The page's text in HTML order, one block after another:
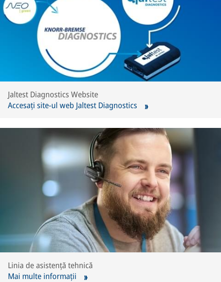
Jaltest Diagnostics Website
Accesați site-ul web Jaltest Diagnostics
Linia de asistență tehnică
Mai multe informații